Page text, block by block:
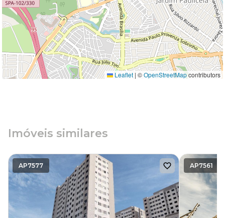
Leaflet | ©OpenStreetMapcontributors
Imóveis similares
AP7577 AP7561